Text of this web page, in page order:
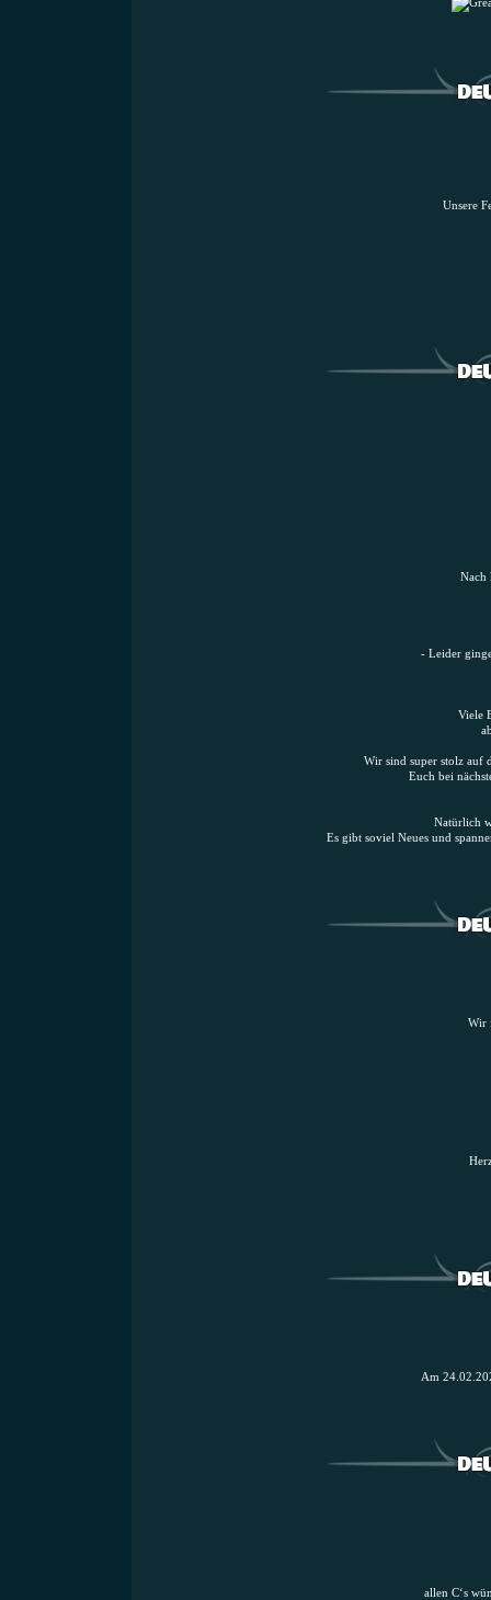
Unsere
Nach
- Leider
Viele
Wir sind super stolz auf
Euch bei
Natürlich
Es gibt soviel Neues und
Wir
Am
allen C‘s